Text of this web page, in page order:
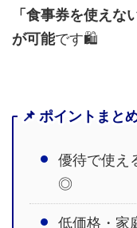
「食事券を使え
が可能です🛍️
📌 ポイントまと
優待で使え
◎
低価格・家